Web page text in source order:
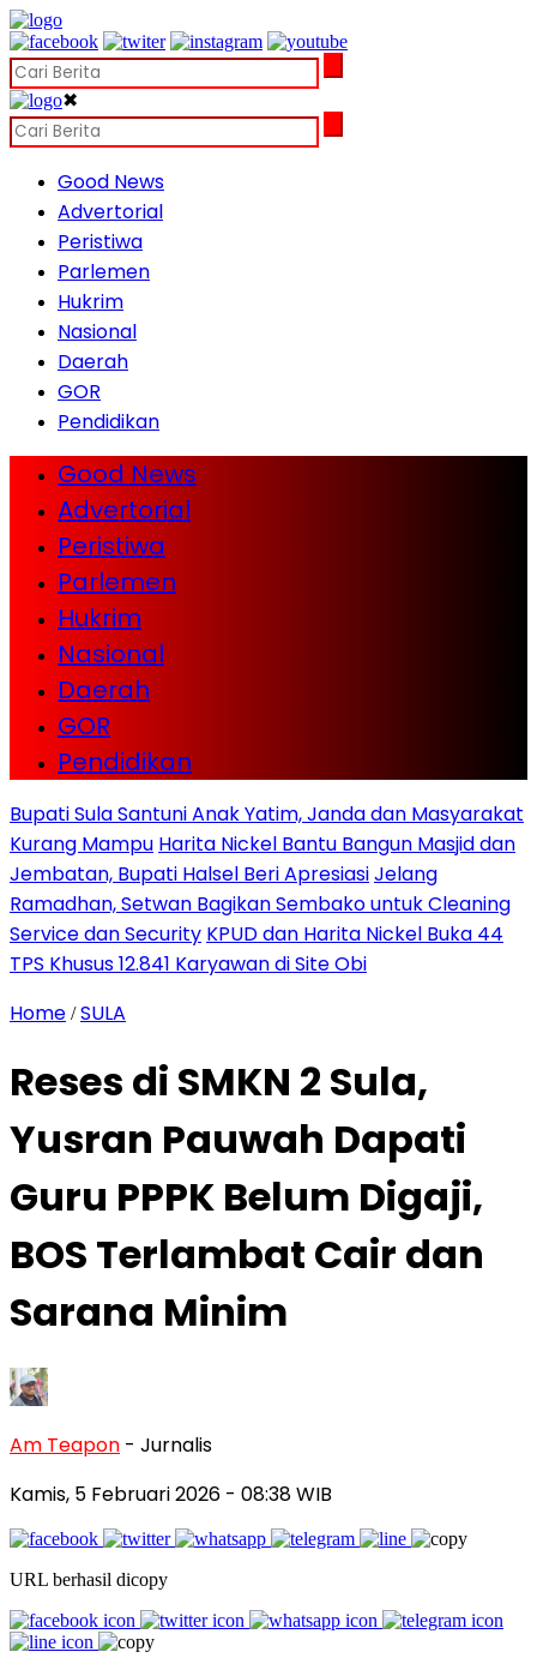
✖
Good News
Advertorial
Peristiwa
Parlemen
Hukrim
Nasional
Daerah
GOR
Pendidikan
Good News
Advertorial
Peristiwa
Parlemen
Hukrim
Nasional
Daerah
GOR
Pendidikan
Bupati Sula Santuni Anak Yatim, Janda dan Masyarakat
Kurang Mampu Harita Nickel Bantu Bangun Masjid dan
Jembatan, Bupati Halsel Beri ApresiasiJelang
Ramadhan, Setwan Bagikan Sembako untuk Cleaning
Service dan Security KPUD dan Harita Nickel Buka 44
TPS Khusus 12.841 Karyawan di Site Obi
Home /SULA
Reses di SMKN 2 Sula,
Yusran Pauwah Dapati
Guru PPPK Belum Digaji,
BOS Terlambat Cair dan
Sarana Minim
Am Teapon - Jurnalis
Kamis, 5 Februari 2026 - 08:38 WIB
URL berhasil dicopy